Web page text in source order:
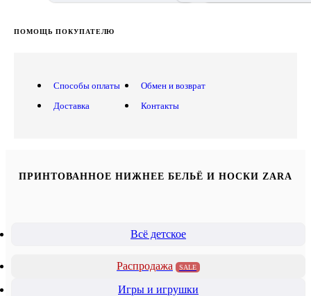
ПОМОЩЬ ПОКУПАТЕЛЮ
Способы оплаты
Доставка
Обмен и возврат
Контакты
ПРИНТОВАННОЕ НИЖНЕЕ БЕЛЬЁ И НОСКИ ZARA
Всё детское
Распродажа SALE
Игры и игрушки